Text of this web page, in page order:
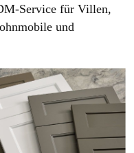
Service für Villen,
und